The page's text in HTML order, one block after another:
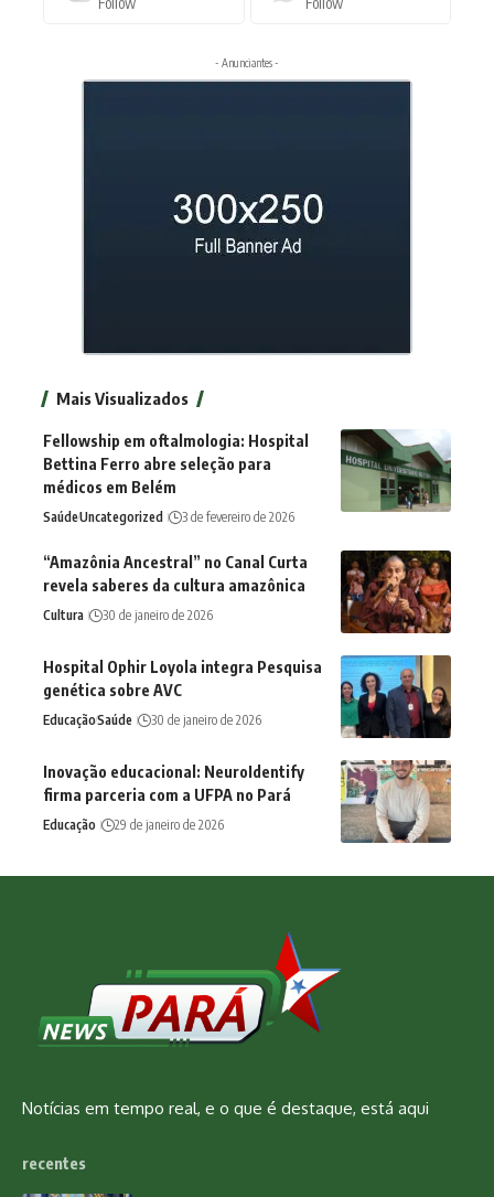
- Anunciantes -
Mais Visualizados
Fellowship em oftalmologia: Hospital
Bettina Ferro abre seleção para
médicos em Belém
SaúdeUncategorized 3 de fevereiro de 2026
“Amazônia Ancestral” no Canal Curta
revela saberes da cultura amazônica
Cultura 30 de janeiro de 2026
Hospital Ophir Loyola integra Pesquisa
genética sobre AVC
EducaçãoSaúde 30 de janeiro de 2026
Inovação educacional: NeuroIdentify
firma parceria com a UFPA no Pará
Educação 29 de janeiro de 2026
Notícias em tempo real, e o que é destaque, está aqui
recentes